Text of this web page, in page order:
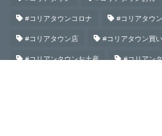
#コリアタウンコロナ #コリアタウ
#コリアタウン店 #コリアタウン買
#コリアンタウンお土産 #コリアン